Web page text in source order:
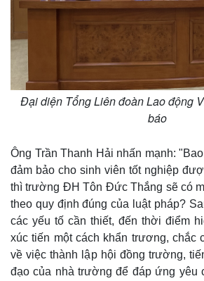
Đại diện Tổng Liên đoàn Lao động
báo
Ông Trần Thanh Hải nhấn mạnh:
đảm bảo cho sinh viên tốt nghiệp
thì trường ĐH Tôn Đức Thắng sẽ có
theo quy định đúng của luật pháp?
các yếu tố cần thiết, đến thời điểm
xúc tiến một cách khẩn trương, chắc
về việc thành lập hội đồng trường,
đạo của nhà trường để đáp ứng yêu